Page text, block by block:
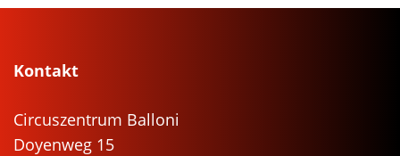
Kontakt
Circuszentrum Balloni
Doyenweg 15